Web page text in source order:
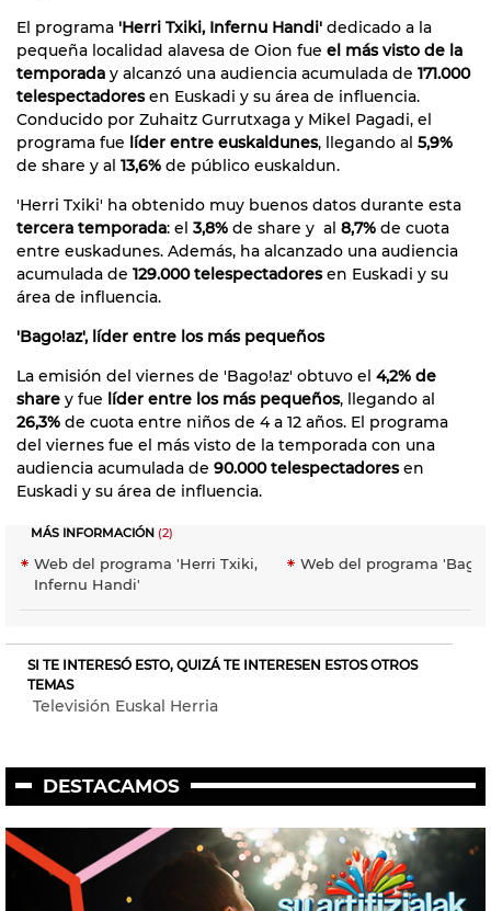
El programa 'Herri Txiki, Infernu Handi' dedicado a la
pequeña localidad alavesa de Oion fue el más visto de la
temporada y alcanzó una audiencia acumulada de 171.000
telespectadoresen Euskadi y su área de influencia.
Conducido por Zuhaitz Gurrutxaga y Mikel Pagadi, el
programa fue líder entre euskaldunes, llegando al 5,9%
de share y al 13,6% de público euskaldun.
'Herri Txiki' ha obtenido muy buenos datos durante esta
tercera temporada: el 3,8% de share y al 8,7% de cuota
entre euskadunes. Además, ha alcanzado una audiencia
acumulada de 129.000 telespectadoresen Euskadi y su
área de influencia.
'Bago!az', líder entre los más pequeños
La emisión del viernes de 'Bago!az' obtuvo el 4,2% de
share y fue líder entre los más pequeños, llegando al
26,3% de cuota entre niños de 4 a 12 años. El programa
del viernes fue el más visto de la temporada con una
audiencia acumulada de 90.000 telespectadoresen
Euskadi y su área de influencia.
MÁS INFORMACIÓN (2)
Web del programa 'Herri Txiki,
Infernu Handi'
Web del programa
SI TE INTERESÓ ESTO, QUIZÁ TE INTERESEN ESTOS OTROS
TEMAS
Televisión Euskal Herria
DESTACAMOS